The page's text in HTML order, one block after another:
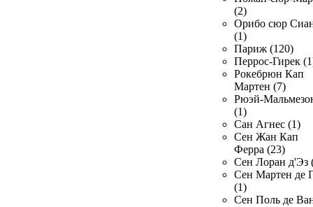
(2)
Орибо сюр
(1)
Париж (120)
Перрос-Гирек
Рокебрюн Кап
Мартен (7)
Рюэй-
(1)
Сан Агнес (1)
Сен Жан Кап
Ферра (23)
Сен Лоран д'Эз
Сен Мартен де
(1)
Сен Поль де